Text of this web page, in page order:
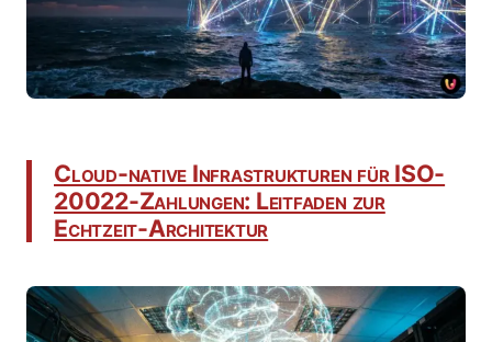
Cloud-native Infrastrukturen für ISO-
20022-Zahlungen: Leitfaden zur
Echtzeit-Architektur